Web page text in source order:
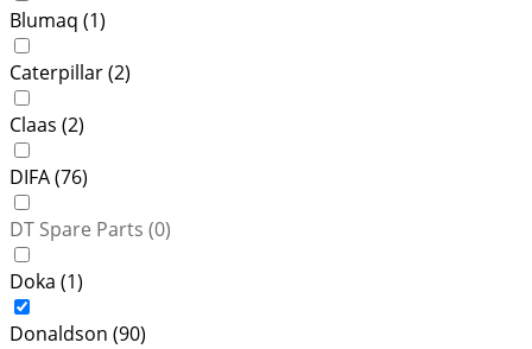
Blumaq (1)
Caterpillar (2)
Claas (2)
DIFA (76)
DT Spare Parts (0)
Doka (1)
Donaldson (90)